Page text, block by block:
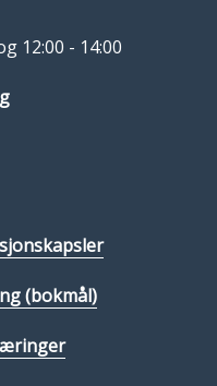
12:00 - 14:00
(bokmål)